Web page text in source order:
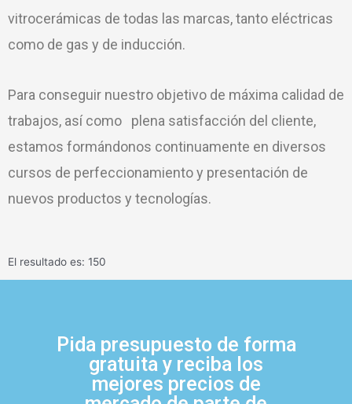
vitrocerámicas de todas las marcas, tanto eléctricas
como de gas y de inducción.
Para conseguir nuestro objetivo de máxima calidad de
trabajos, así como plena satisfacción del cliente,
estamos formándonos continuamente en diversos
cursos de perfeccionamiento y presentación de
nuevos productos y tecnologías.
El resultado es: 150
Pida presupuesto de forma
gratuita y reciba los
mejores precios de